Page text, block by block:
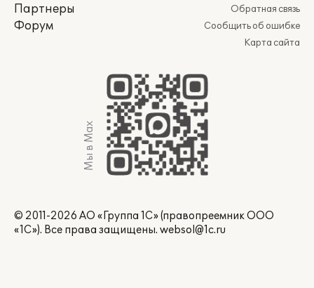
Партнеры
Форум
Обратная связь
Сообщить об ошибке
Карта сайта
Мы в Max
© 2011-2026 АО «Группа 1С» (правопреемник ООО
«1С»). Все права защищены. websol@1c.ru